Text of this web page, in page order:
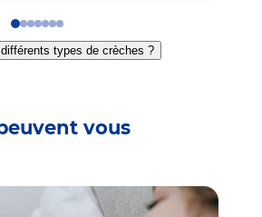
Go
to
slide
Go
to
slide
Go
to
slide
Go
to
slide
Go
to
slide
Go
to
slide
Go
to
slide
types de crèches ?
vous